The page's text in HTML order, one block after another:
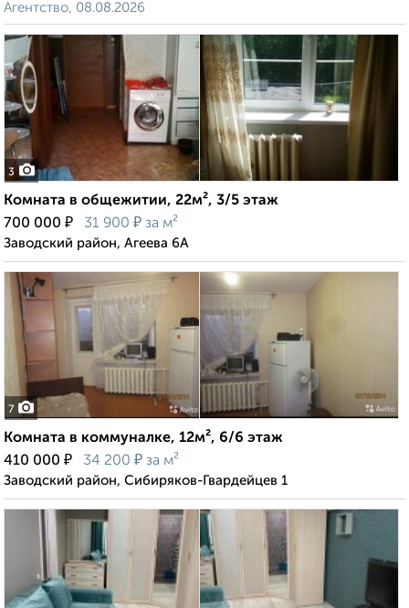
Агентство, 08.08.2026
3
Комната в общежитии, 22м², 3/5 этаж
700 000 ₽ 31 900 ₽ за м²
Заводский район, Агеева 6А
7
Комната в коммуналке, 12м², 6/6 этаж
410 000 ₽ 34 200 ₽ за м²
Заводский район, Сибиряков-Гвардейцев 1